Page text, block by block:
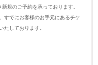
規のご予約を承っております。
すでにお客様のお手元にあるチケ
しております。